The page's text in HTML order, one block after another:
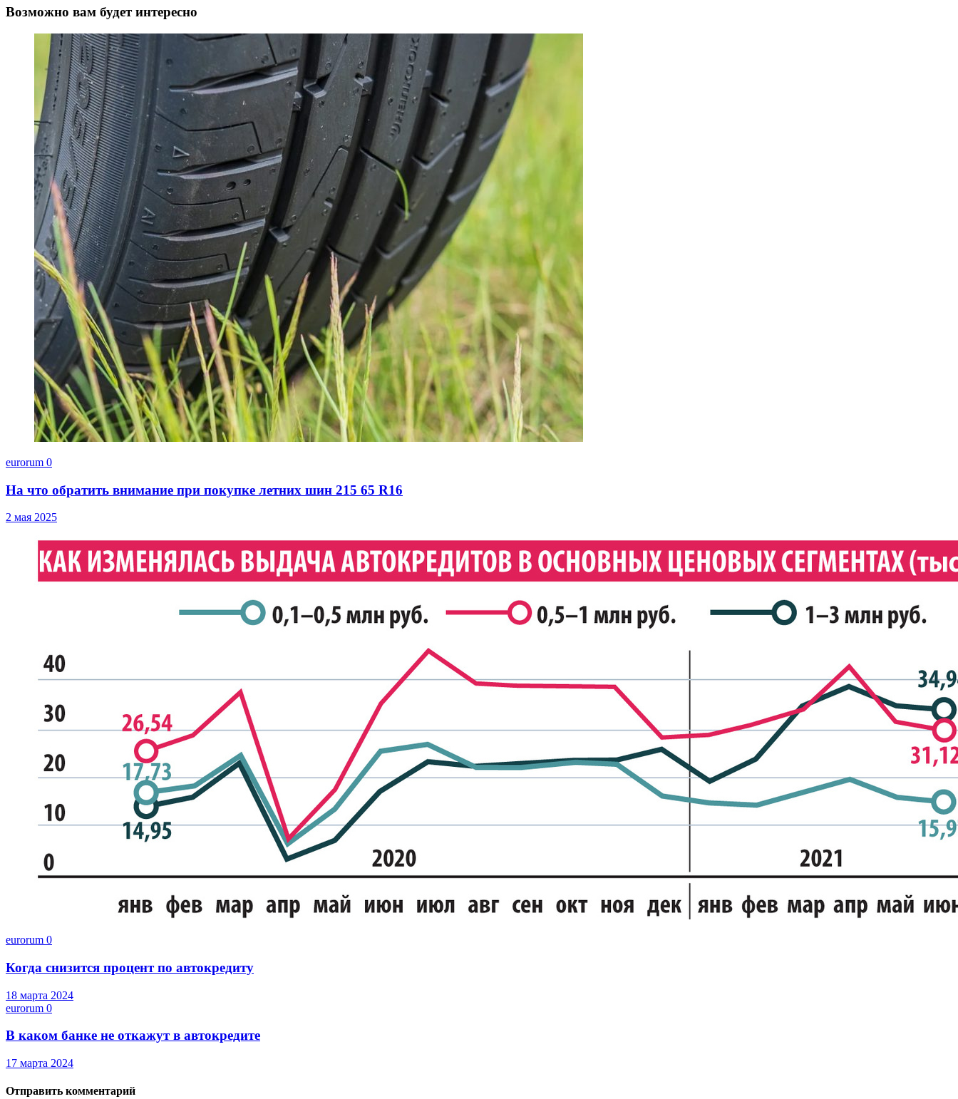
Возможно вам будет интересно
eurorum 0
На что обратить внимание при покупке летних шин 215 65 R16
2 мая 2025
eurorum 0
Когда снизится процент по автокредиту
18 марта 2024
eurorum 0
В каком банке не откажут в автокредите
17 марта 2024
Отправить комментарий